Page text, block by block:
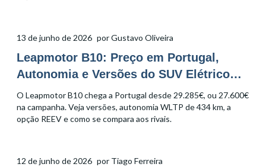
13 de junho de 2026 porGustavo Oliveira
Leapmotor B10: Preço em Portugal,
Autonomia e Versões do SUV Elétrico
Familiar
O Leapmotor B10 chega a Portugal desde 29.285€, ou 27.600€
na campanha. Veja versões, autonomia WLTP de 434 km, a
opção REEV e como se compara aos rivais.
12 de junho de 2026 por Tiago Ferreira